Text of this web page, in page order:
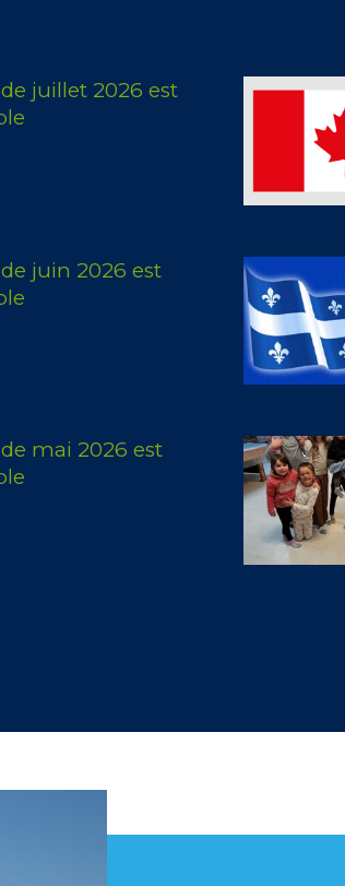
juillet 2026 est
juin 2026 est
mai 2026 est